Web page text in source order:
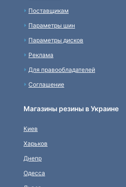
Поставщикам
Параметры шин
Параметры дисков
Реклама
Для правообладателей
Соглашение
Магазины резины в Украине
Киев
Харьков
Днепр
Одесса